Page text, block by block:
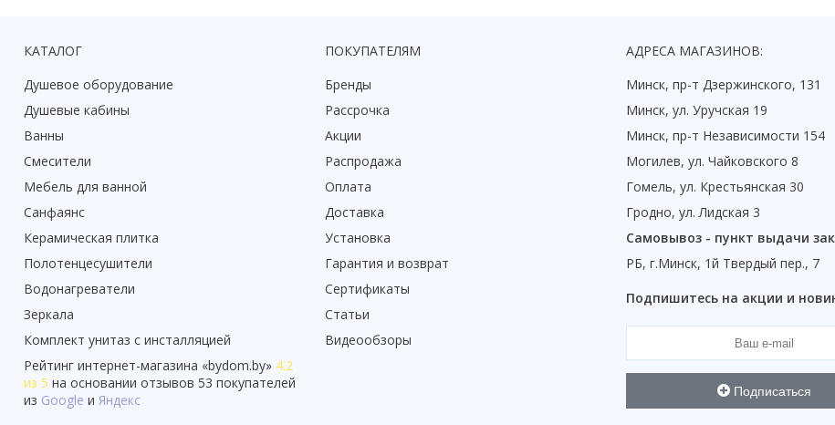
КАТАЛОГ
Душевое оборудование
Душевые кабины
Ванны
Смесители
Мебель для ванной
Санфаянс
Керамическая плитка
Полотенцесушители
Водонагреватели
Зеркала
Комплект унитаз с инсталляцией
Рейтинг интернет-магазина «bydom.by» 4.2
из 5 на основании отзывов 53 покупателей
из Google и Яндекс
ПОКУПАТЕЛЯМ
Бренды
Рассрочка
Акции
Распродажа
Оплата
Доставка
Установка
Гарантия и возврат
Сертификаты
Статьи
Видеообзоры
АДРЕСА МАГАЗИНОВ:
Минск, пр-т Дзержинского, 131
Минск, ул. Уручская 19
Минск, пр-т Независимости 154
Могилев, ул. Чайковского 8
Гомель, ул. Крестьянская 30
Гродно, ул. Лидская 3
Самовывоз - пункт выдачи
РБ, г.Минск, 1й Твердый пер., 7
Подпишитесь на акции и
Подписаться